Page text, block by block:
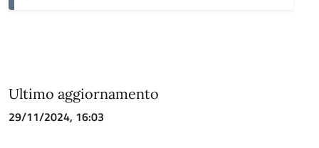
Ultimo aggiornamento
29/11/2024, 16:03